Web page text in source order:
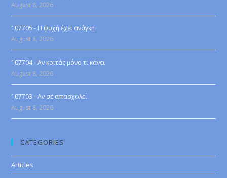
August 8, 2026
107705 - Η ψυχή έχει ανάγκη
August 8, 2026
107704 - Αν κοιτάς μόνο τι κάνει
August 8, 2026
107703 - Αν σε απασχολεί
August 8, 2026
CATEGORIES
Articles